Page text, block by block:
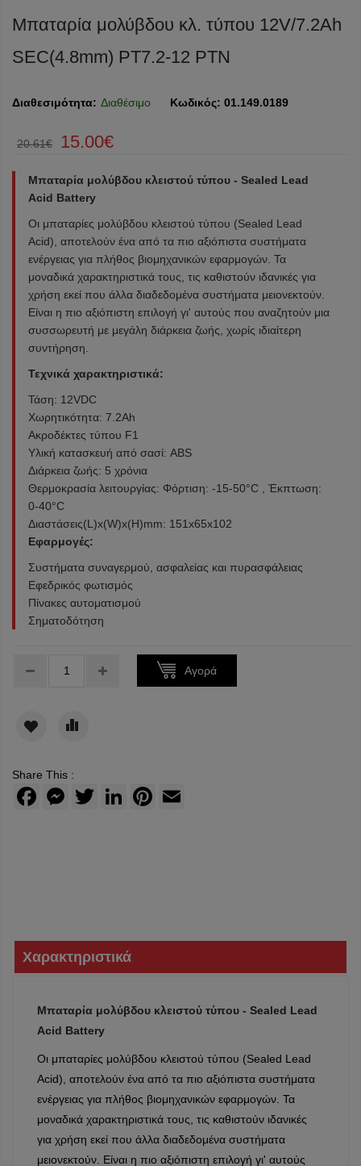
Μπαταρία μολύβδου κλ. τύπου 12V/7.2Ah
SEC(4.8mm) PT7.2-12 PTN
Διαθεσιμότητα: Διαθέσιμο Κωδικός: 01.149.0189
20.61€ 15.00€
Μπαταρία μολύβδου κλειστού τύπου - Sealed Lead
Acid Battery
Οι μπαταρίες μολύβδου κλειστού τύπου (Sealed Lead
Acid), αποτελούν ένα από τα πιο αξιόπιστα συστήματα
ενέργειας για πλήθος βιομηχανικών εφαρμογών. Τα
μοναδικά χαρακτηριστικά τους, τις καθιστούν ιδανικές για
χρήση εκεί που άλλα διαδεδομένα συστήματα μειονεκτούν.
Είναι η πιο αξιόπιστη επιλογή γι' αυτούς που αναζητούν μια
συσσωρευτή με μεγάλη διάρκεια ζωής, χωρίς ιδιαίτερη
συντήρηση.
Τεχνικά χαρακτηριστικά:
Τάση: 12VDC
Χωρητικότητα: 7.2Ah
Ακροδέκτες τύπου F1
Υλική κατασκευή από σασί: ABS
Διάρκεια ζωής: 5 χρόνια
Θερμοκρασία λειτουργίας: Φόρτιση: -15-50°C , Έκπτωση:
0-40°C
Διαστάσεις(L)x(W)x(H)mm: 151x65x102
Εφαρμογές:
Συστήματα συναγερμού, ασφαλείας και πυρασφάλειας
Εφεδρικός φωτισμός
Πίνακες αυτοματισμού
Σηματοδότηση
Αγορά
Share This :
FacebookMessenger
Twitter LinkedInPinterest
Χαρακτηριστικά
Μπαταρία μολύβδου κλειστού τύπου - Sealed Lead
Acid Battery
Οι μπαταρίες μολύβδου κλειστού τύπου (Sealed Lead
Acid), αποτελούν ένα από τα πιο αξιόπιστα συστήματα
ενέργειας για πλήθος βιομηχανικών εφαρμογών. Τα
μοναδικά χαρακτηριστικά τους, τις καθιστούν ιδανικές
για χρήση εκεί που άλλα διαδεδομένα συστήματα
μειονεκτούν. Είναι η πιο αξιόπιστη επιλογή γι' αυτούς